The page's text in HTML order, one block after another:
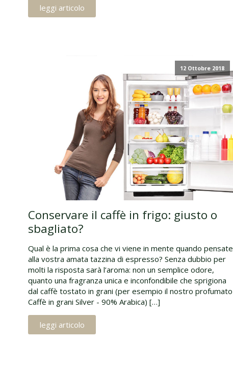
leggi articolo
12 Ottobre 2018
Conservare il caffè in frigo: giusto o
sbagliato?
Qual è la prima cosa che vi viene in mente quando pensate
alla vostra amata tazzina di espresso? Senza dubbio per
molti la risposta sarà l’aroma: non un semplice odore,
quanto una fragranza unica e inconfondibile che sprigiona
dal caffè tostato in grani (per esempio il nostro profumato
Caffè in grani Silver - 90% Arabica) […]
leggi articolo